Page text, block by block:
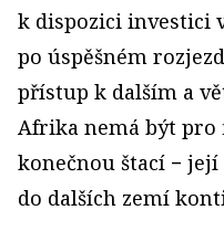
k dispozici investici
po úspěšném
přístup k dalším a
Afrika nemá být pro
konečnou štací −
do dalších zemí